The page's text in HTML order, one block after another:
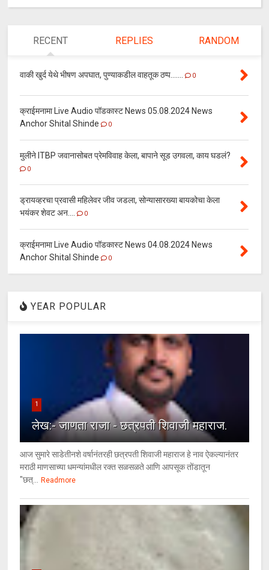
RECENT REPLIES RANDOM
वाकी खुर्द येथे भीषण अपघात, पुण्याकडील वाहतूक ठप्प....... 0
क्राईमनामा Live Audio पॉडकास्ट News 05.08.2024 News
Anchor Shital Shinde
0
मुलीने ITBP जवानासोबत प्रेमविवाह केला, बापाने सूड उगवला, काय घडलं?
0
ड्रायव्हरचा प्रवासी महिलेवर जीव जडला, सोन्यासारख्या बायकोचा केला
भयंकर शेवट अन....
0
क्राईमनामा Live Audio पॉडकास्ट News 04.08.2024 News
Anchor Shital Shinde
0
YEAR POPULAR
1
लेख:- जाणता राजा - छत्रपती शिवाजी महाराज.
आज सुमारे साडेतीनशे वर्षानंतरही छत्रपती शिवाजी महाराज हे नाव ऐकल्यानंतर
मराठी माणसाच्या धमन्यांमधील रक्त सळसळते आणि आपसूक तोंडातून
"छत्... Readmore